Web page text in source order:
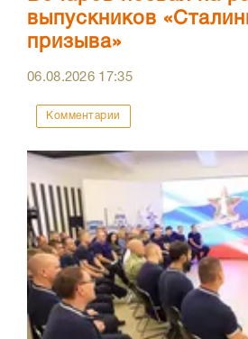
выпускников
призыва»
06.08.2026 17:35
Комментарии